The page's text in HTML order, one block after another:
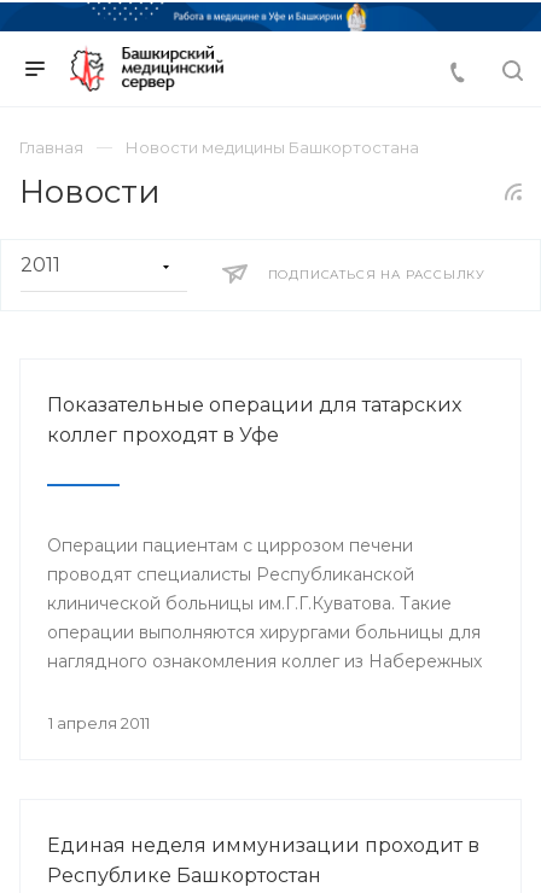
Главная Новости медицины Башкортостана
Новости
ПОДПИСАТЬСЯ НА РАССЫЛКУ
Показательные операции для татарских
коллег проходят в Уфе
Операции пациентам с циррозом печени
проводят специалисты Республиканской
клинической больницы им.Г.Г.Куватова. Такие
операции выполняются хирургами больницы для
наглядного ознакомления коллег из Набережных
вмешательствами.
1 апреля 2011
Единая неделя иммунизации проходит в
Республике Башкортостан